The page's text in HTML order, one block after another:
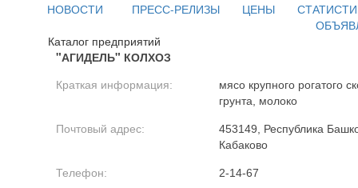
НОВОСТИ ПРЕСС-РЕЛИЗЫ ЦЕНЫ
Каталог предприятий
"АГИДЕЛЬ" КОЛХОЗ
Краткая информация:
мясо крупного рогатого
грунта, молоко
Почтовый адрес:
453149, Республика
Кабаково
Телефон: 2-14-67